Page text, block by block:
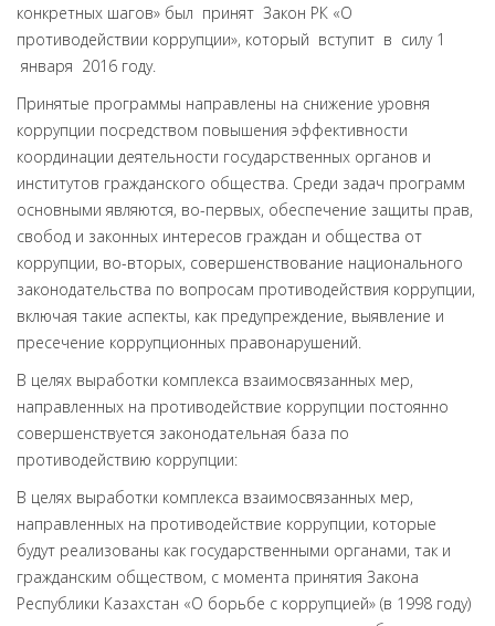
конкретных шагов» был принят Закон РК «О
противодействии коррупции», который вступит в силу 1
января 2016 году.
Принятые программы направлены на снижение уровня
коррупции посредством повышения эффективности
координации деятельности государственных органов и
институтов гражданского общества. Среди задач программ
основными являются, во-первых, обеспечение защиты прав,
свобод и законных интересов граждан и общества от
коррупции, во-вторых, совершенствование национального
законодательства по вопросам противодействия коррупции,
включая такие аспекты, как предупреждение, выявление и
пресечение коррупционных правонарушений.
В целях выработки комплекса взаимосвязанных мер,
направленных на противодействие коррупции постоянно
совершенствуется законодательная база по
противодействию коррупции:
В целях выработки комплекса взаимосвязанных мер,
направленных на противодействие коррупции, которые
будут реализованы как государственными органами, так и
гражданским обществом, с момента принятия Закона
Республики Казахстан «О борьбе с коррупцией» (в 1998 году)